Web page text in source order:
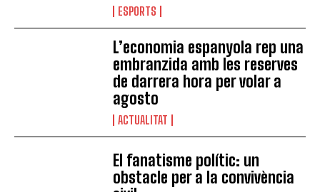
ESPORTS
L’economia espanyola rep una
embranzida amb les reserves
de darrera hora per volar a
agosto
ACTUALITAT
El fanatisme polític: un
obstacle per a la convivència